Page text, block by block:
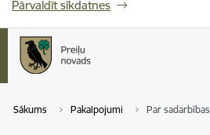
Pārvaldīt sīkdatnes
Sākums Pakalpojumi Par